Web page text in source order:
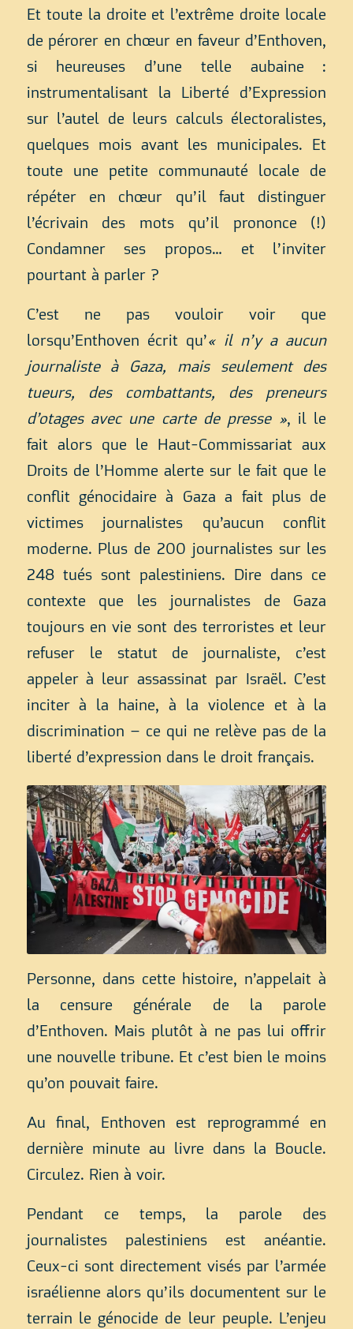
Et toute la droite et l’extrême droite locale
de pérorer en chœur en faveur d’Enthoven,
si heureuses d’une telle aubaine :
instrumentalisant la Liberté d’Expression
sur l’autel de leurs calculs électoralistes,
quelques mois avant les municipales. Et
toute une petite communauté locale de
répéter en chœur qu’il faut distinguer
l’écrivain des mots qu’il prononce (!)
Condamner ses propos… et l’inviter
pourtant à parler ?
C’est ne pas vouloir voir que
lorsqu’Enthoven écrit qu’« il n’y a aucun
journaliste à Gaza, mais seulement des
tueurs, des combattants, des preneurs
d’otages avec une carte de presse », il le
fait alors que le Haut-Commissariat aux
Droits de l’Homme alerte sur le fait que le
conflit génocidaire à Gaza a fait plus de
victimes journalistes qu’aucun conflit
moderne. Plus de 200 journalistes sur les
248 tués sont palestiniens. Dire dans ce
contexte que les journalistes de Gaza
toujours en vie sont des terroristes et leur
refuser le statut de journaliste, c’est
appeler à leur assassinat par Israël. C’est
inciter à la haine, à la violence et à la
discrimination – ce qui ne relève pas de la
liberté d’expression dans le droit français.
Personne, dans cette histoire, n’appelait à
la censure générale de la parole
d’Enthoven. Mais plutôt à ne pas lui offrir
une nouvelle tribune. Et c’est bien le moins
qu’on pouvait faire.
Au final, Enthoven est reprogrammé en
dernière minute au livre dans la Boucle.
Circulez. Rien à voir.
Pendant ce temps, la parole des
journalistes palestiniens est anéantie.
Ceux-ci sont directement visés par l’armée
israélienne alors qu’ils documentent sur le
terrain le génocide de leur peuple. L’enjeu